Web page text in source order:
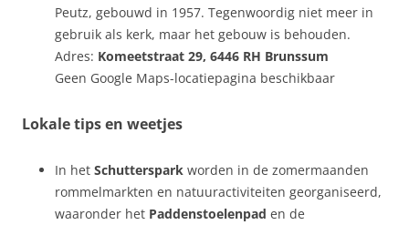
Peutz, gebouwd in 1957. Tegenwoordig niet meer in
gebruik als kerk, maar het gebouw is behouden.
Adres: Komeetstraat 29, 6446 RH Brunssum
Geen Google Maps-locatiepagina beschikbaar
Lokale tips en weetjes
In het Schutterspark worden in de zomermaanden
rommelmarkten en natuuractiviteiten georganiseerd,
waaronder het Paddenstoelenpad en de